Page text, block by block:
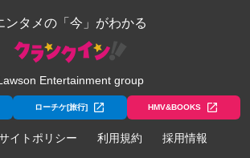
ンタメの「今」がわかる
Entertainment group
ローチケ[旅行] HMV&BOOKS
イトポリシー 利用規約 採用情報